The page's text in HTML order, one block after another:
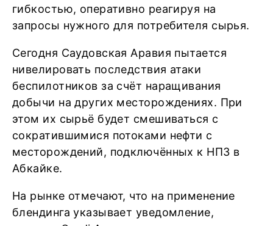
гибкостью, оперативно реагируя на
запросы нужного для потребителя сырья.
Сегодня Саудовская Аравия пытается
нивелировать последствия атаки
беспилотников за счёт наращивания
добычи на других месторождениях. При
этом их сырьё будет смешиваться с
сократившимися потоками нефти с
месторождений, подключённых к НПЗ в
Абкайке.
На рынке отмечают, что на применение
блендинга указывает уведомление,